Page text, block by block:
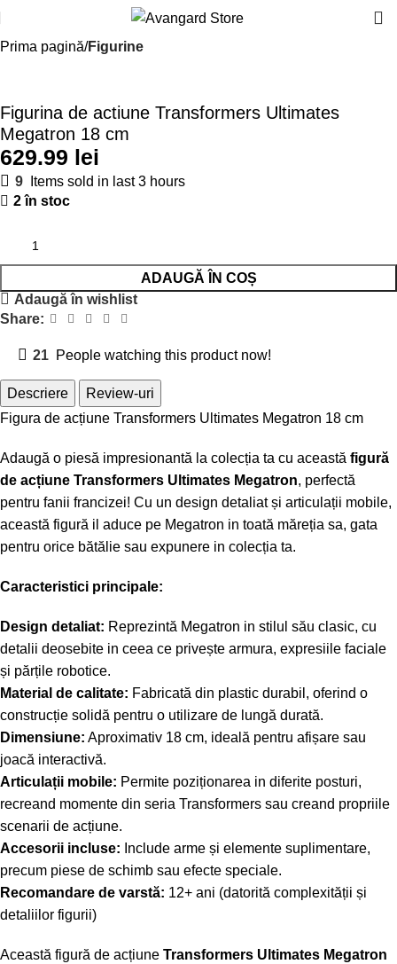
Prima pagină Figurine
Figurina de actiune Transformers Ultimates
Megatron 18 cm
lei
9
Items sold in last 3 hours
2 în stoc
ADAUGĂ ÎN COȘ
Adaugă în wishlist
Share:
21 People watching this product now!
Descriere
Review-uri
Figura de acțiune Transformers Ultimates Megatron 18 cm
Adaugă o piesă impresionantă la colecția ta cu această figură
de acțiune Transformers Ultimates Megatron, perfectă
pentru fanii francizei! Cu un design detaliat și articulații mobile,
această figură il aduce pe Megatron in toată măreția sa, gata
pentru orice bătălie sau expunere in colecția ta.
Caracteristici principale:
Design detaliat: Reprezintă Megatron in stilul său clasic, cu
detalii deosebite in ceea ce privește armura, expresiile faciale
și părțile robotice.
Material de calitate: Fabricată din plastic durabil, oferind o
construcție solidă pentru o utilizare de lungă durată.
Dimensiune: Aproximativ 18 cm, ideală pentru afișare sau
joacă interactivă.
Articulații mobile: Permite poziționarea in diferite posturi,
recreand momente din seria Transformers sau creand propriile
scenarii de acțiune.
Accesorii incluse: Include arme și elemente suplimentare,
precum piese de schimb sau efecte speciale.
Recomandare de varstă: 12+ ani (datorită complexității și
detaliilor figurii)
Această figură de acțiune Transformers Ultimates Megatron